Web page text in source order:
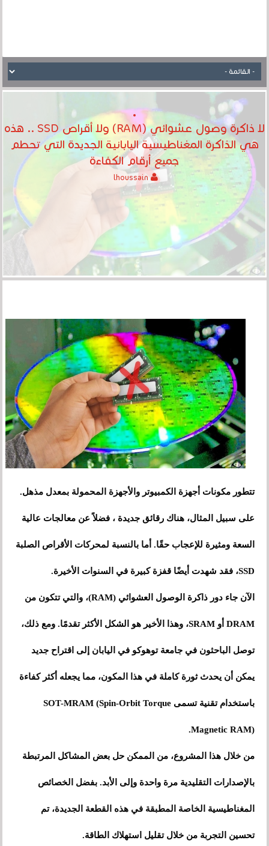
لا ذاكرة وصول عشوائي (RAM) ولا أقراص SSD .. هذه
هي الذاكرة المغناطيسية اليابانية الجديدة التي تحطم
جميع أرقام الكفاءة
lhoussain
تتطور مكونات أجهزة الكمبيوتر والأجهزة المحمولة بمعدل مذهل.
على سبيل المثال، هناك رقائق جديدة ، فضلاً عن معالجات عالية
السعة ومثيرة للإعجاب حقًا. أما بالنسبة لمحركات الأقراص الصلبة
SSD، فقد شهدت أيضًا قفزة كبيرة في السنوات الأخيرة.
الآن جاء دور ذاكرة الوصول العشوائي (RAM)، والتي تتكون من
DRAM أو SRAM، وهذا الأخير هو الشكل الأكثر تقدمًا. ومع ذلك،
توصل الباحثون في جامعة توهوكو في اليابان إلى اقتراح جديد
يمكن أن يحدث ثورة كاملة في هذا المكون، مما يجعله أكثر كفاءة
باستخدام تقنية تسمى SOT-MRAM (Spin-Orbit Torque
Magnetic RAM).
من خلال هذا المشروع، من الممكن حل بعض المشاكل المرتبطة
بالإصدارات التقليدية مرة واحدة وإلى الأبد. بفضل الخصائص
المغناطيسية الخاصة المطبقة في هذه القطعة الجديدة، تم
تحسين التجربة من خلال تقليل استهلاك الطاقة.